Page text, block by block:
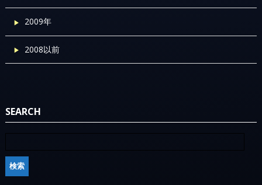
2009年
2008以前
SEARCH